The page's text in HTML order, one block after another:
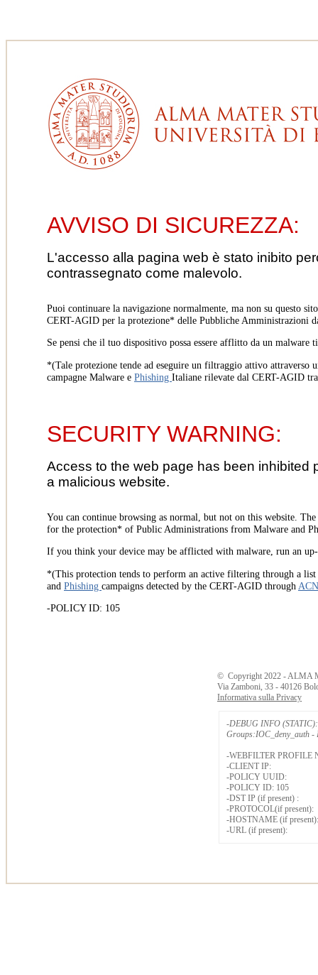
AVVISO DI SICUREZZA:
L'accesso alla pagina web è stato inibito
contrassegnato come malevolo.
Puoi continuare la navigazione normalmente, ma non su questo
CERT-AGID per la protezione* delle Pubbliche Amministrazioni
Se pensi che il tuo dispositivo possa essere afflitto da un
*(Tale protezione tende ad eseguire un filtraggio attivo
campagne Malware e Phishing Italiane rilevate dal CERT-AGID
SECURITY WARNING:
Access to the web page has been
a malicious website.
You can continue browsing as normal, but not on this website.
for the protection* of Public Administrations from Malware and
If you think your device may be afflicted with malware, run an
*(This protection tends to perform an active filtering through a
and Phishing campaigns detected by the CERT-AGID through
-POLICY ID: 105
© Copyright 2022 - ALMA
Via Zamboni, 33 - 40126
Informativa sulla Privacy
-DEBUG INFO (STATIC):
Groups:IOC_deny_auth -
-WEBFILTER PROFILE
-CLIENT IP:
-POLICY UUID:
-POLICY ID: 105
-DST IP (if present) :
-PROTOCOL(if present):
-HOSTNAME (if present):
-URL (if present):